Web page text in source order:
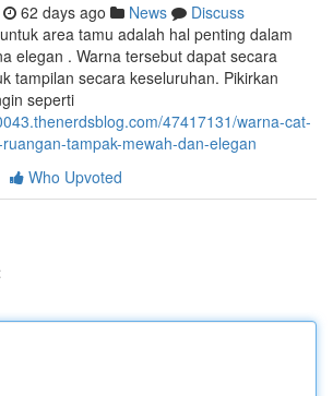
62 days ago News
Discuss
area tamu adalah hal penting dalam
elegan . Warna tersebut dapat secara
tampilan secara keseluruhan. Pikirkan
seperti
47417131/warna-cat-
tampak-mewah-dan-elegan
Who Upvoted